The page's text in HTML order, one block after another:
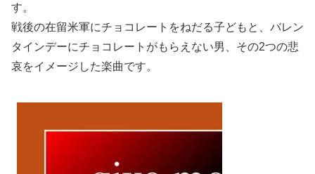
す。
戦後の在留米軍にチョコレートをねだる子どもと、バレン
タインデーにチョコレートがもらえない男、その2つの悲
哀をイメージした楽曲です。